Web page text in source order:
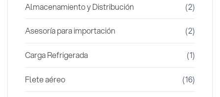
Almacenamiento y Distribución (2)
Asesoría para importación (2)
Carga Refrigerada (1)
Flete aéreo (16)